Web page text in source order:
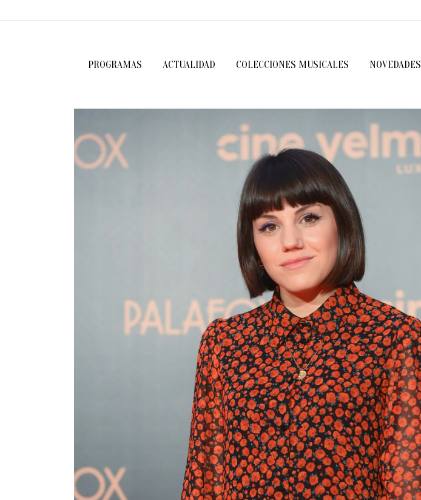
PROGRAMAS ACTUALIDAD COLECCIONES MUSICALES NOVEDADES